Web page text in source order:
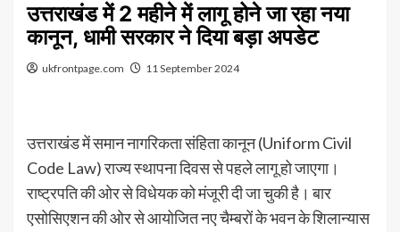
उत्तराखंड में 2 महीने में लागू होने जा रहा नया
कानून, धामी सरकार ने दिया बड़ा अपडेट
ukfrontpage.com 11 September 2024
उत्तराखंड में समान नागरिकता संहिता कानून (Uniform Civil
Code Law) राज्य स्थापना दिवस से पहले लागू हो जाएगा।
राष्ट्रपति की ओर से विधेयक को मंजूरी दी जा चुकी है। बार
एसोसिएशन की ओर से आयोजित नए चैम्बरों के भवन के शिलान्यास